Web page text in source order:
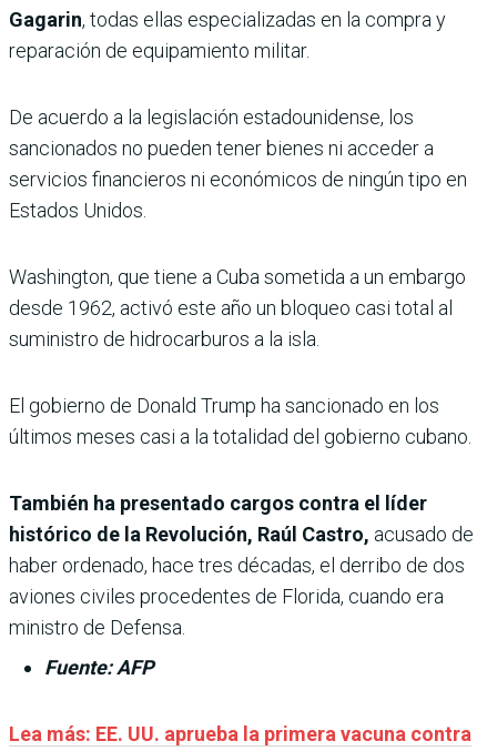
Gagarin, todas ellas especializadas en la compra y
reparación de equipamiento militar.
De acuerdo a la legislación estadounidense, los
sancionados no pueden tener bienes ni acceder a
servicios financieros ni económicos de ningún tipo en
Estados Unidos.
Washington, que tiene a Cuba sometida a un embargo
desde 1962, activó este año un bloqueo casi total al
suministro de hidrocarburos a la isla.
El gobierno de Donald Trump ha sancionado en los
últimos meses casi a la totalidad del gobierno cubano.
También ha presentado cargos contra el líder
histórico de la Revolución, Raúl Castro, acusado de
haber ordenado, hace tres décadas, el derribo de dos
aviones civiles procedentes de Florida, cuando era
ministro de Defensa.
Fuente: AFP
Lea más: EE. UU. aprueba la primera vacuna contra